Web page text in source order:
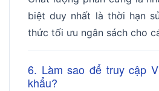
biệt duy nhất là thời hạn
thức tối ưu ngân sách cho
6. Làm sao để truy cập
khẩu?